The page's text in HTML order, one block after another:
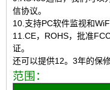
信协议。
10.支持PC软件监视和
11.CE，ROHS，批准
证。
还可以提供12。3年的保
范围：